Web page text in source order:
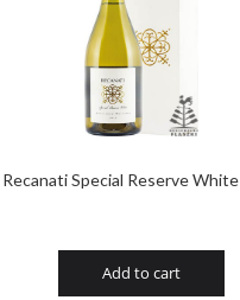
Recanati Special Reserve
Add to cart